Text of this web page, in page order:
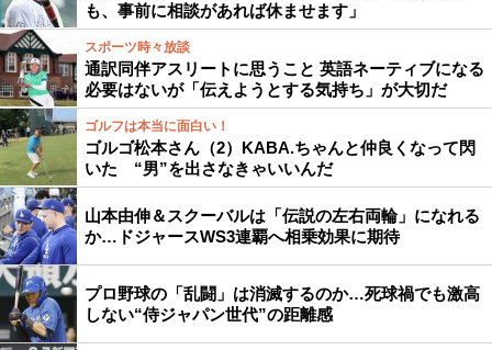
も、事前に相談があれば休ませます」
スポーツ時々放談
通訳同伴アスリートに思うこと 英語ネーティブになる
必要はないが「伝えようとする気持ち」が大切だ
ゴルフは本当に面白い！
ゴルゴ松本さん（2）KABA.ちゃんと仲良くなって閃
いた “男”を出さなきゃいいんだ
山本由伸＆スクーバルは「伝説の左右両輪」になれる
か…ドジャースWS3連覇へ相乗効果に期待
プロ野球の「乱闘」は消滅するのか…死球禍でも激高
しない“侍ジャパン世代”の距離感